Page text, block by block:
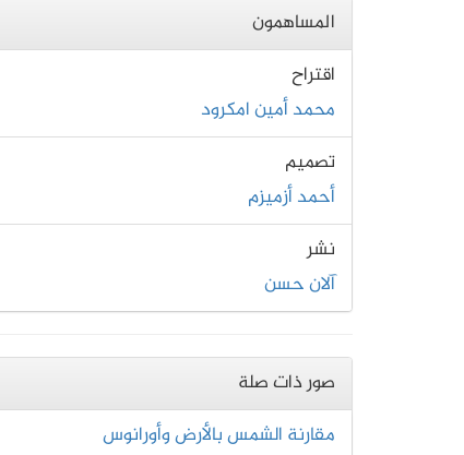
المساهمون
اقتراح
محمد أمين امكرود
تصميم
أحمد أزميزم
نشر
آلان حسن
صور ذات صلة
مقارنة الشمس بالأرض وأورانوس